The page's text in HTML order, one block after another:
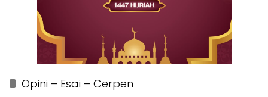
Opini – Esai – Cerpen